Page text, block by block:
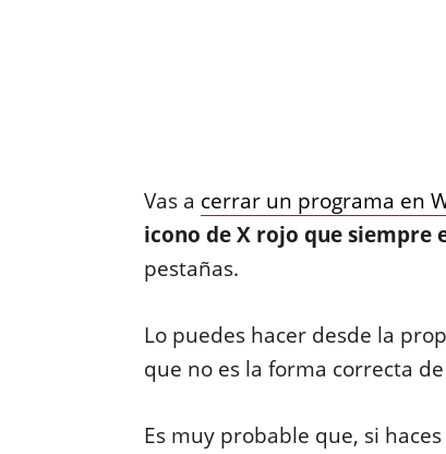
Vas a cerrar un programa en
icono de X rojo que siempre
pestañas.
Lo puedes hacer desde la
que no es la forma correcta
Es muy probable que, si